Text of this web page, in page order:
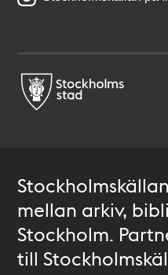
mellan arkiv,
Stockholm.
till